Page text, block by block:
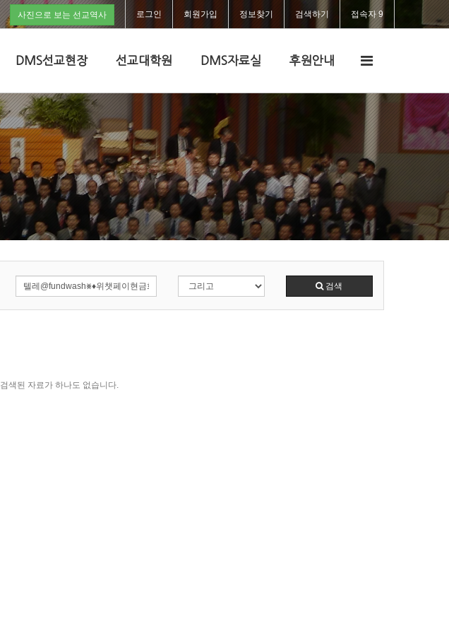
사진으로 보는 선교역사 로그인 회원가입 정보찾기 검색하기 접속자 9
DMS선교현장 선교대학원 DMS자료실 후원안내
전
메
뉴
검색
검색된 자료가 하나도 없습니다.